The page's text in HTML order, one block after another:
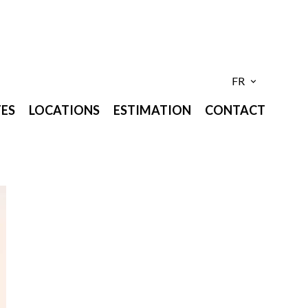
FR
LOCATIONS ESTIMATION CONTACT